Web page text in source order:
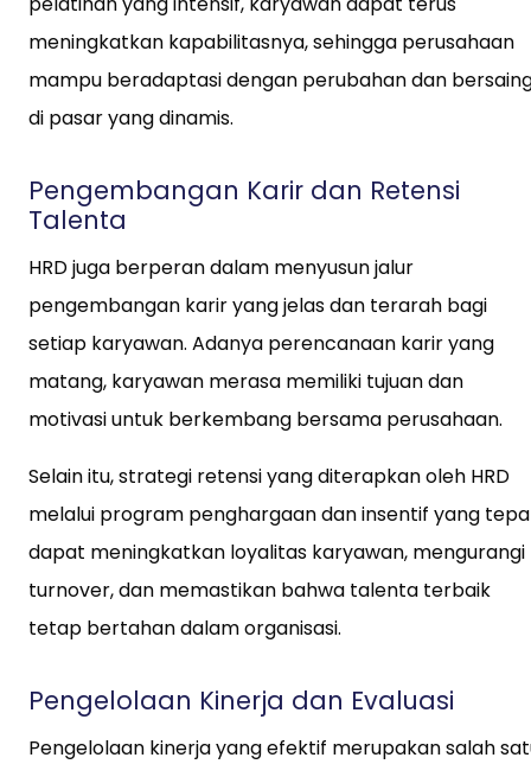
meningkatkan kapabilitasnya, sehingga perusahaan
mampu beradaptasi dengan perubahan dan
di pasar yang dinamis.
Pengembangan Karir dan Retensi
Talenta
HRD juga berperan dalam menyusun jalur
pengembangan karir yang jelas dan terarah bagi
setiap karyawan. Adanya perencanaan karir yang
matang, karyawan merasa memiliki tujuan dan
motivasi untuk berkembang bersama perusahaan.
Selain itu, strategi retensi yang diterapkan oleh HRD
melalui program penghargaan dan insentif yang
dapat meningkatkan loyalitas karyawan, mengurangi
turnover, dan memastikan bahwa talenta terbaik
tetap bertahan dalam organisasi.
Pengelolaan Kinerja dan Evaluasi
Pengelolaan kinerja yang efektif merupakan salah